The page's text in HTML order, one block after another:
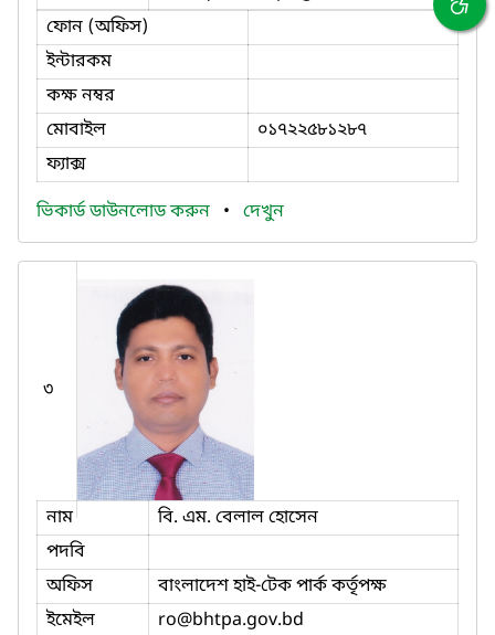
ফোন (অফিস)
ইন্টারকম
কক্ষ নম্বর
মোবাইল
০১৭২২৫৮১২৮৭
ফ্যাক্স
ভিকার্ড ডাউনলোড করুন • দেখুন
৩
নাম
বি. এম. বেলাল হোসেন
পদবি
অফিস
বাংলাদেশ হাই-টেক পার্ক কর্তৃপক্ষ
ইমেইল
ro@bhtpa.gov.bd